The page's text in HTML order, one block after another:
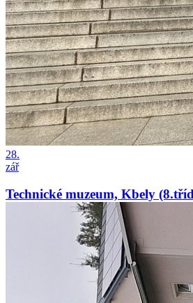
28.
zář
Technické muzeum, Kbely